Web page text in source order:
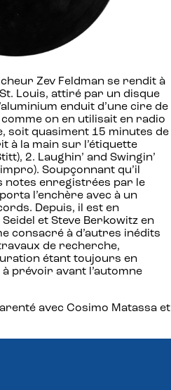
Zev Feldman se rendit à
Louis, attiré par un disque
enduit d’une cire de
on en utilisait en radio
soit quasiment 15 minutes de
à la main sur l’étiquette
2. Laughin’ and Swingin’
Soupçonnant qu’il
notes enregistrées par le
l’enchère avec à un
Depuis, il est en
et Steve Berkowitz en
consacré à d’autres inédits
de recherche,
étant toujours en
prévoir avant l’automne
avec Cosimo Matassa et